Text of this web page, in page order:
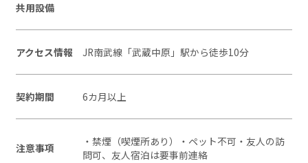
共用設備
アクセス情報 JR南武線「武蔵中原」駅から徒歩10分
契約期間 6カ月以上
注意事項
・禁煙（喫煙所あり）・ペット不可・友人の訪
問可、友人宿泊は要事前連絡